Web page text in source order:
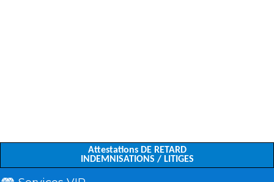
Attestations DE RETARD
INDEMNISATIONS / LITIGES